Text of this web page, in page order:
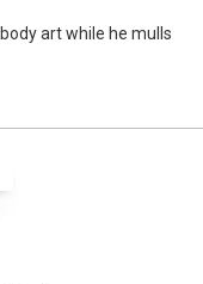
art while he mulls